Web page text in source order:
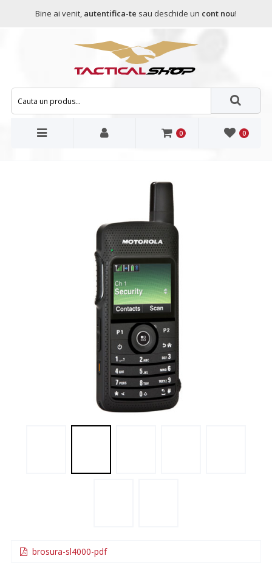
Bine ai venit, autentifica-te sau deschide un cont nou!
0 0
brosura-sl4000-pdf